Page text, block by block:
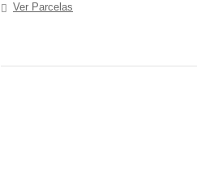
Ver Parcelas